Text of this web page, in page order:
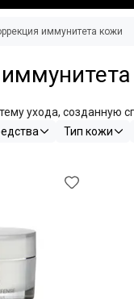
иммунитета кожи
ухода, созданную
Тип кожи